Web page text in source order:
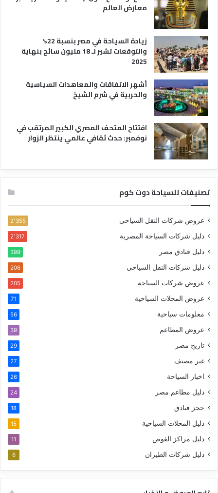
معارض العالم
زيادة السياحة في مصر بنسبة 22%
والتوقعات تشير لـ 18 مليون سائح بنهاية
2025
أشهر الاتفاقات والمعاهدات السياسية
والحربية في شرم الشيخ
افتتاح المتحف المصري الكبير المرتقب في
نوفمبر: حدث ثقافي عالمي ينتظر الزوار
تصنيفات للسياحة دوت كوم
عروض شركات النقل السياحي 2٬355
دليل شركات السياحة المصرية 2٬317
دليل فنادق مصر 399
دليل شركات النقل السياحي 206
عروض شركات السياحة 205
عروض المحلات السياحية 71
معلومات سياحية 56
عروض المطاعم 39
تاريخ مصر 29
غير مصنف 27
اخبار السياحة 26
دليل مطاعم مصر 24
حجز فنادق 18
دليل المحلات السياحية 15
دليل مراكز الغوص 11
دليل شركات الطيران 6